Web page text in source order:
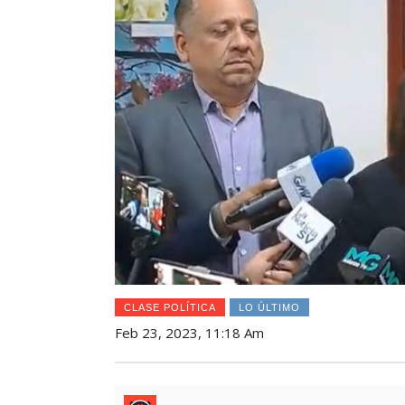
CLASE POLÍTICA LO ÚLTIMO
Feb 23, 2023, 11:18 Am